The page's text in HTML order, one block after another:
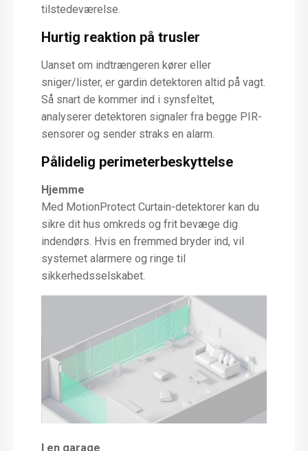
tilstedeværelse.
Hurtig reaktion på trusler
Uanset om indtrængeren kører eller
sniger/lister, er gardin detektoren altid på vagt.
Så snart de kommer ind i synsfeltet,
analyserer detektoren signaler fra begge PIR-
sensorer og sender straks en alarm.
Pålidelig perimeterbeskyttelse
Hjemme
Med MotionProtect Curtain-detektorer kan du
sikre dit hus omkreds og frit bevæge dig
indendørs. Hvis en fremmed bryder ind, vil
systemet alarmere og ringe til
sikkerhedsselskabet.
I en garage